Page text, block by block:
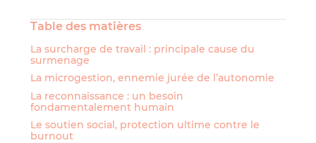
Table des matières
La surcharge de travail : principale cause du
surmenage
La microgestion, ennemie jurée de l’autonomie
La reconnaissance : un besoin
fondamentalement humain
Le soutien social, protection ultime contre le
burnout